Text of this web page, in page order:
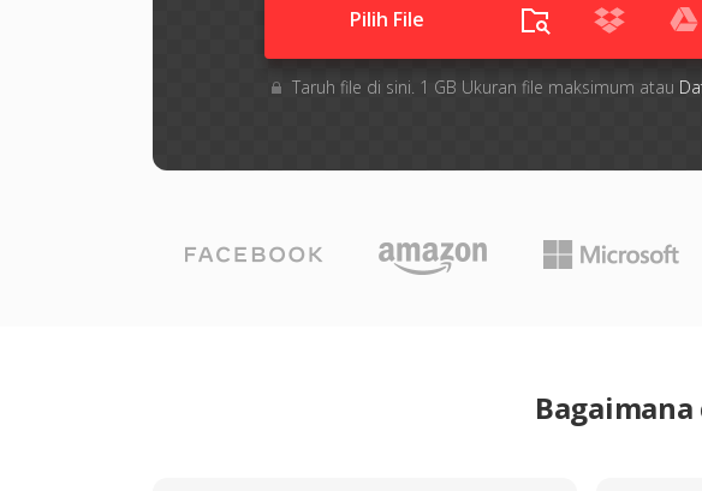
Pilih File
Taruh file di sini. 1 GB Ukuran file maksimum atau
Bagaimana